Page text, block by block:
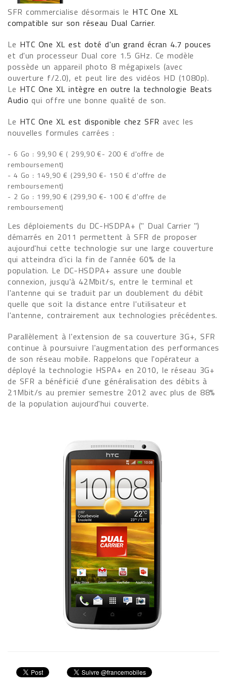
SFR commercialise désormais le HTC One XL
compatible sur son réseau Dual Carrier.
Le HTC One XL est doté d'un grand écran 4.7 pouces
et d'un processeur Dual core 1.5 GHz. Ce modèle
possède un appareil photo 8 mégapixels (avec
ouverture f/2.0), et peut lire des vidéos HD (1080p).
Le HTC One XL intègre en outre la technologie Beats
Audioqui offre une bonne qualité de son.
Le HTC One XL est disponible chez SFRavec les
nouvelles formules carrées :
- 6 Go : 99,90 € ( 299,90 €- 200 € d'offre de
remboursement)
- 4 Go : 149,90 € (299,90 €- 150 € d'offre de
remboursement)
- 2 Go : 199,90 € (299,90 €- 100 € d'offre de
remboursement)
Les déploiements du DC-HSDPA+ (" Dual Carrier ")
démarrés en 2011 permettent à SFR de proposer
aujourd'hui cette technologie sur une large couverture
qui atteindra d'ici la fin de l'année 60% de la
population. Le DC-HSDPA+ assure une double
connexion, jusqu'à 42Mbit/s, entre le terminal et
l'antenne qui se traduit par un doublement du débit
quelle que soit la distance entre l'utilisateur et
l'antenne, contrairement aux technologies précédentes.
Parallèlement à l'extension de sa couverture 3G+, SFR
continue à poursuivre l'augmentation des performances
de son réseau mobile. Rappelons que l'opérateur a
déployé la technologie HSPA+ en 2010, le réseau 3G+
de SFR a bénéficié d'une généralisation des débits à
21Mbit/s au premier semestre 2012 avec plus de 88%
de la population aujourd'hui couverte.